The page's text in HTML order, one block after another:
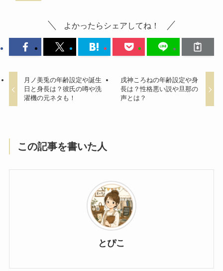
よかったらシェアしてね！
月ノ美兎の年齢設定や誕生
日と身長は？彼氏の噂や洗
濯機の元ネタも！
戌神ころねの年齢設定や身
長は？性格悪い説や旦那の
声とは？
この記事を書いた人
とぴこ